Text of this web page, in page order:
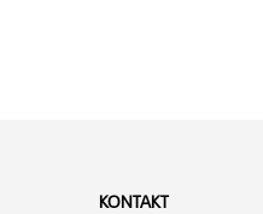
KONTAKT